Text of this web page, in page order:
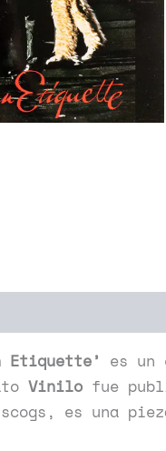
Etiquette’ es un
Vinilo fue
es una